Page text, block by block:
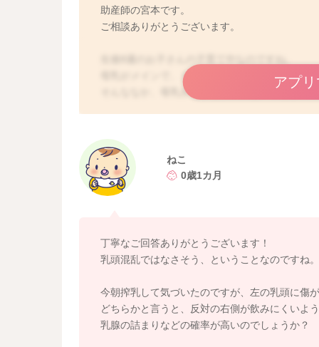
助産師の宮本です。
ご相談ありがとうございます。
母乳がメインで、ミルクの補足もなさっている
そんななか、母乳がなかなか飲めないことが出
書いてくださったような乳頭混乱ですと、多く
接口に含むことが難しくなっていることが多い
ねこさんの場合、いままで母乳をメインであげ
ことは上手にできていたのではないかなと思い
でとは違った現象が起きている場合もあります。
状況が変化するとそれが乳腺炎となる場合もあ
あります。
あとは、その他に考えられることとしては、ミ
アプ
ねこ
0歳1カ月
丁寧なご回答ありがとうございます！
乳頭混乱ではなさそう、ということなのですね。
今朝搾乳して気づいたのですが、左の乳頭に傷
どちらかと言うと、反対の右側が飲みにくいよ
乳腺の詰まりなどの確率が高いのでしょうか？